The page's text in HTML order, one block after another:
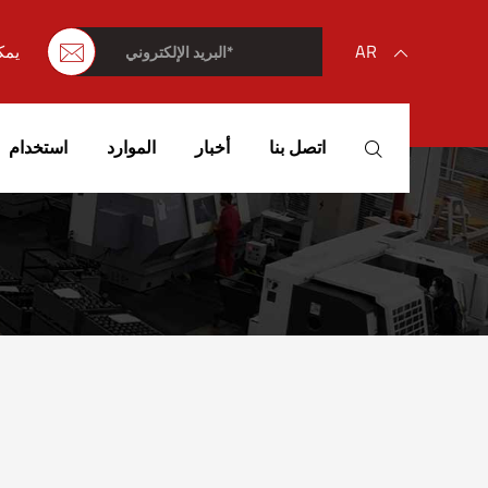
 AR 
English
français
Deutsch
Español
italiano
استخدام الموارد أخبار اتصل بنا 